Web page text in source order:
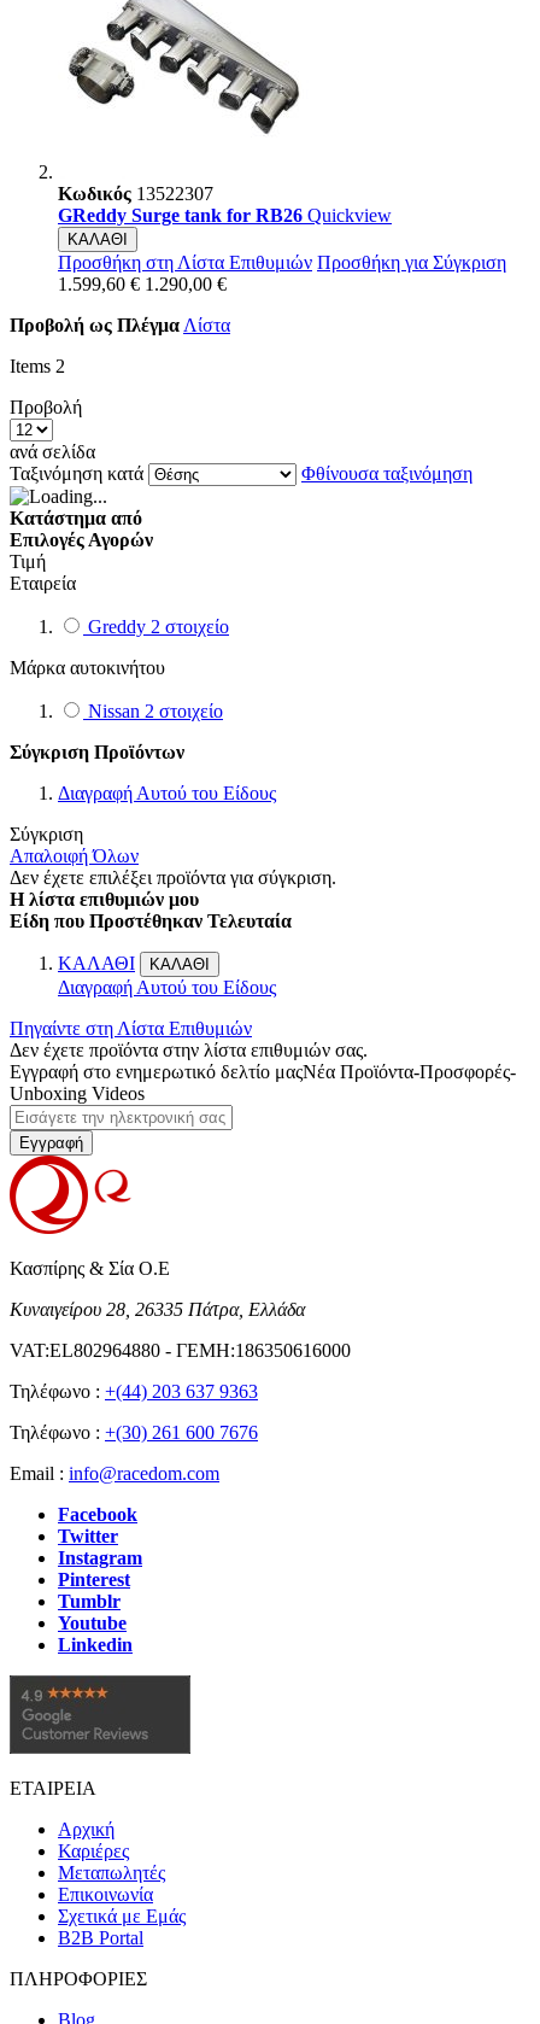
Κωδικός 13522307
GReddy Surge tank for RB26 Quickview
ΚΑΛΑΘΙ
Προσθήκη στη Λίστα Επιθυμιών Προσθήκη για Σύγκριση
1.599,60 € 1.290,00 €
Προβολή ως ΠλέγμαΛίστα
Items 2
Προβολή
ανά σελίδα
Ταξινόμηση κατά
Φθίνουσα ταξινόμηση
Κατάστημα από
Επιλογές Αγορών
Τιμή
Εταιρεία
Greddy 2 στοιχείο
Μάρκα αυτοκινήτου
Nissan 2 στοιχείο
Σύγκριση Προϊόντων
Διαγραφή Αυτού του Είδους
Σύγκριση
Απαλοιφή Όλων
Δεν έχετε επιλέξει προϊόντα για σύγκριση.
Η λίστα επιθυμιών μου
Είδη που Προστέθηκαν Τελευταία
ΚΑΛΑΘΙ ΚΑΛΑΘΙ
Διαγραφή Αυτού του Είδους
Πηγαίντε στη Λίστα Επιθυμιών
Δεν έχετε προϊόντα στην λίστα επιθυμιών σας.
Εγγραφή στο ενημερωτικό δελτίο μαςΝέα Προϊόντα-Προσφορές-
Unboxing Videos
Εγγραφή
Κασπίρης & Σία Ο.Ε
Κυναιγείρου 28, 26335 Πάτρα, Ελλάδα
VAT:EL802964880 - ΓΕΜΗ:186350616000
Τηλέφωνο : +(44) 203 637 9363
Τηλέφωνο : +(30) 261 600 7676
Email : info@racedom.com
Facebook
Twitter
Instagram
Pinterest
Tumblr
Youtube
Linkedin
ΕΤΑΙΡΕΙΑ
Αρχική
Καριέρες
Μεταπωλητές
Επικοινωνία
Σχετικά με Εμάς
B2B Portal
ΠΛΗΡΟΦΟΡΙΕΣ